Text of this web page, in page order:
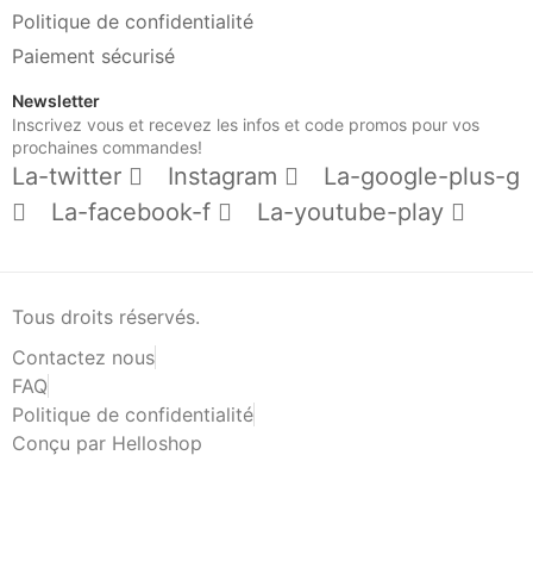
Politique de confidentialité
Paiement sécurisé
Newsletter
Inscrivez vous et recevez les infos et code promos pour vos
prochaines commandes!
La-twitter Instagram
La-google-plus-g
La-facebook-f
La-youtube-play
Tous droits réservés.
Contactez nous
FAQ
Politique de confidentialité
Conçu par Helloshop